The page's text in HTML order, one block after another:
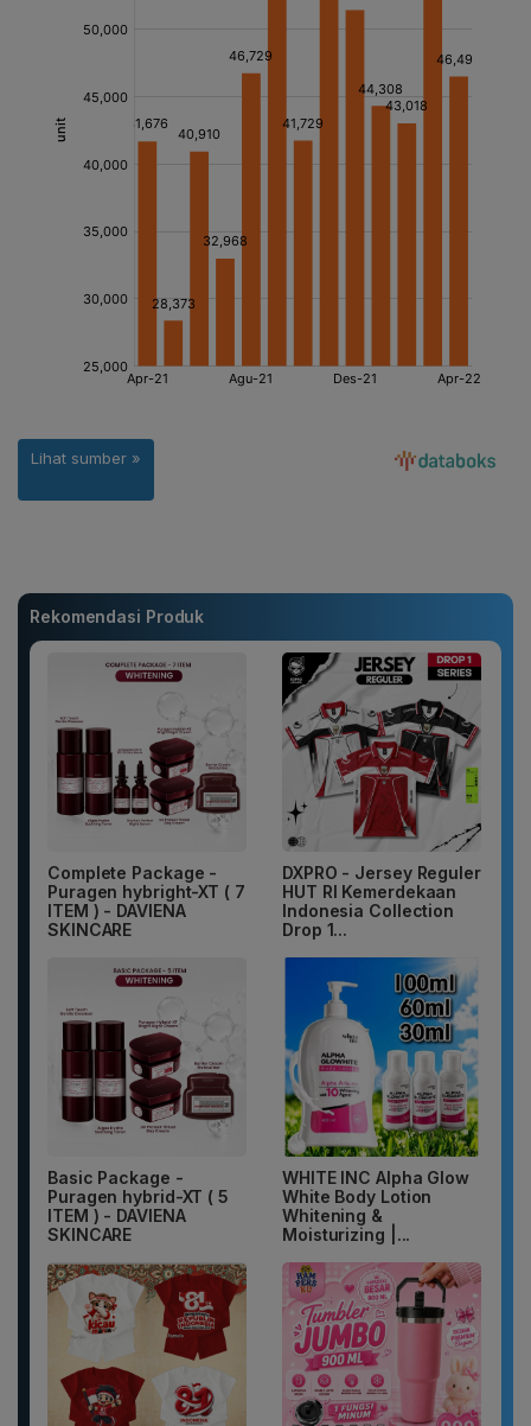
Rekomendasi Produk
Complete Package -
Puragen hybright-XT ( 7
ITEM ) - DAVIENA
SKINCARE
DXPRO - Jersey Reguler
HUT RI Kemerdekaan
Indonesia Collection
Drop 1...
Basic Package -
Puragen hybrid-XT ( 5
ITEM ) - DAVIENA
SKINCARE
WHITE INC Alpha Glow
White Body Lotion
Whitening &
Moisturizing |...